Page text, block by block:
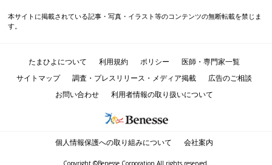
本サイトに掲載されている記事・写真・イラスト等のコンテンツの無断転載を禁じま
す。
たまひよについて 利用規約 ポリシー
医師・専門家一覧
サイトマップ
調査・プレスリリース・メディア掲載
広告のご相談
お問い合わせ
利用者情報の取り扱いについて
個人情報保護への取り組みについて 会社案内